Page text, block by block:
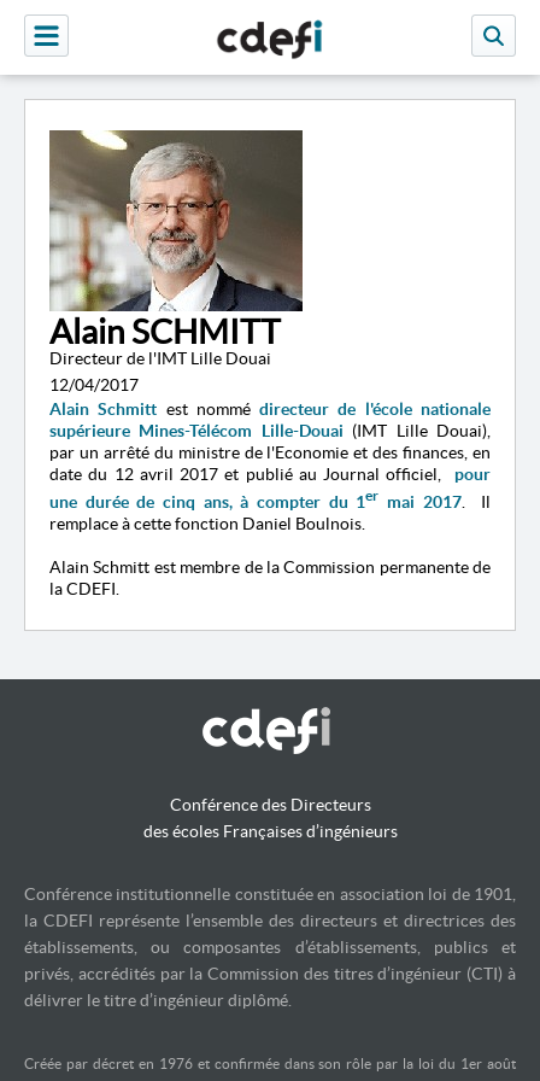
Alain SCHMITT
Directeur de l'IMT Lille Douai
12/04/2017
Alain Schmitt est nommédirecteurde l'école nationale
supérieure Mines-Télécom Lille-Douai (IMT Lille Douai)
par un arrêté du ministre de l'Economie et des finances, en
date du 12 avril 2017et publié au Journal officiel,
pour
une durée de cinq ans, à compter du 1er mai 2017. Il
remplace à cette fonction Daniel Boulnois.
Alain Schmitt est membre de la Commission permanente de
la CDEFI.
Conférence des Directeurs
des écoles Françaises d’ingénieurs
Conférence institutionnelle constituée en association loi de 1901,
la CDEFI représente l’ensemble des directeurs et directrices des
établissements, ou composantes d’établissements, publics et
privés, accrédités par la Commission des titres d’ingénieur (CTI) à
délivrer le titre d’ingénieur diplômé.
Créée par décret en 1976 et confirmée dans son rôle par la loi du 1er août